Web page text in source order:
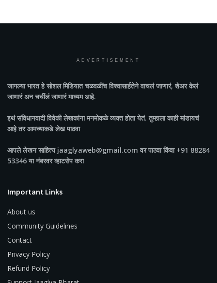
ADVERTISEMENT
जागल्या भारतहे सोशल मिडियात चळवळींच विश्वासार्हतेने वाचलं जाणारं, शेअर केलं
जाणारं अन चर्चीलं जाणारं माध्यम आहे.
इथं संविधानवादी विवेकी लेखकांना मनमोकळे व्यक्त होता येतं. तुम्हाला काही मांडायचं
आहे तर आमच्याकडे लेख पाठवा
आपले लेखन साहित्य jaaglyaweb@gmail.com वर पाठवा किंवा +91 88284
53346 या नंबरवर व्हाटसेप करा
Important Links
About us
Community Guidelines
Contact
Privacy Policy
Refund Policy